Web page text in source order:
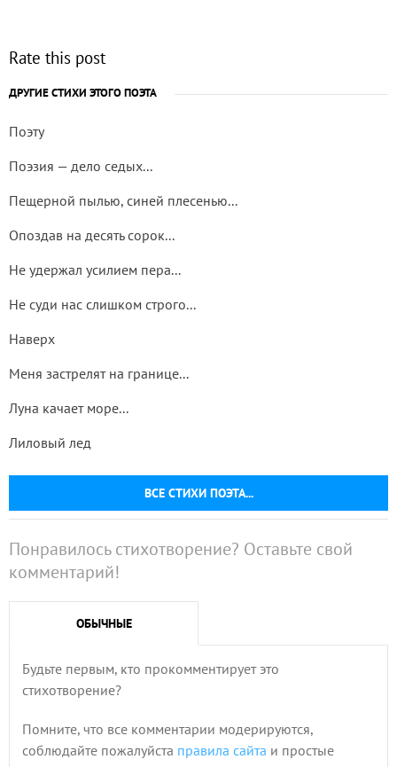
Rate this post
ДРУГИЕ СТИХИ ЭТОГО ПОЭТА
ВСЕ СТИХИ ПОЭТА...
Поэту
Поэзия — дело седых...
Пещерной пылью, синей плесенью...
Опоздав на десять сорок...
Не удержал усилием пера...
Не суди нас слишком строго...
Наверх
Меня застрелят на границе...
Луна качает море...
Лиловый лед
Понравилось стихотворение? Оставьте свой
комментарий!
ОБЫЧНЫЕ
Будьте первым, кто прокомментирует это
стихотворение?
Помните, что все комментарии модерируются,
соблюдайте пожалуйста правила сайта и простые